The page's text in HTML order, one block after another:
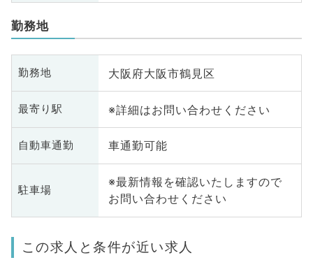
勤務地
勤務地 大阪府大阪市鶴見区
最寄り駅 ※詳細はお問い合わせください
自動車通勤 車通勤可能
駐車場
※最新情報を確認いたしますので
お問い合わせください
この求人と条件が近い求人